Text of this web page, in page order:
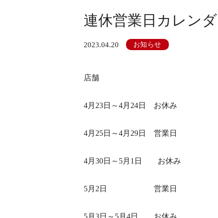
連休営業日カレン
2023.04.20 お知らせ
店舗
4月23日～4月24日 お休み
4月25日～4月29日 営業日
4月30日～5月1日 お休み
5月2日 営業日
5月3日～5月4日 お休み